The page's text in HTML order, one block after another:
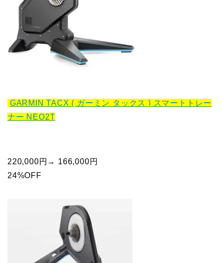
GARMIN TACX ( ガーミン タックス ) スマートトレー
ナー NEO2T
220,000円→ 166,000円
24%OFF